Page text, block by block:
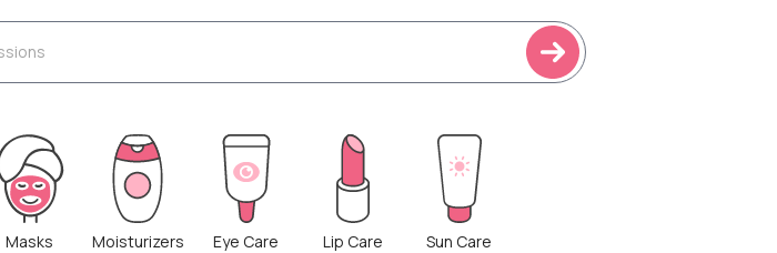
Masks Moisturizers Eye Care Lip Care Sun Care